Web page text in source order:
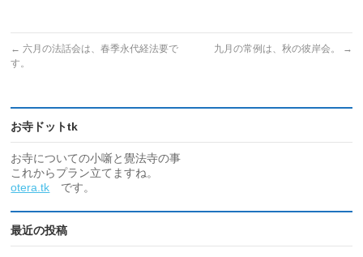
← 六月の法話会は、春季永代経法要で
す。
九月の常例は、秋の彼岸会。 →
お寺ドットtk
お寺についての小噺と覺法寺の事
これからプラン立てますね。
otera.tk です。
最近の投稿